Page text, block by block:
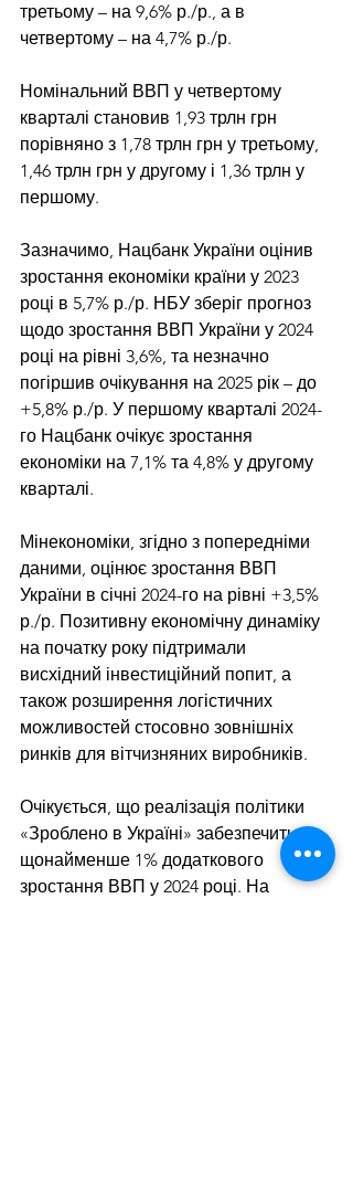
третьому – на 9,6% р./р., а в
четвертому – на 4,7% р./р.
Номінальний ВВП у четвертому
кварталі становив 1,93 трлн грн
порівняно з 1,78 трлн грн у третьому,
1,46 трлн грн у другому і 1,36 трлн у
першому.
Зазначимо, Нацбанк України оцінив
зростання економіки країни у 2023
році в 5,7% р./р. НБУ зберіг прогноз
щодо зростання ВВП України у 2024
році на рівні 3,6%, та незначно
погіршив очікування на 2025 рік – до
+5,8% р./р. У першому кварталі 2024-
го Нацбанк очікує зростання
економіки на 7,1% та 4,8% у другому
кварталі.
Мінекономіки, згідно з попередніми
даними, оцінює зростання ВВП
України в січні 2024-го на рівні +3,5%
р./р. Позитивну економічну динаміку
на початку року підтримали
висхідний інвестиційний попит, а
також розширення логістичних
можливостей стосовно зовнішніх
ринків для вітчизняних виробників.
Очікується, що реалізація політики
«Зроблено в Україні» забезпечить
щонайменше 1% додаткового
зростання ВВП у 2024 році. На